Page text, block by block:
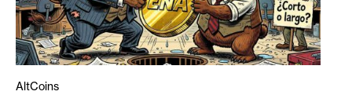
AltCoins